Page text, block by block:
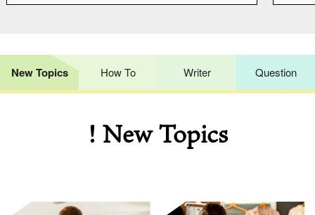
New Topics How To Writer Question
! New Topics